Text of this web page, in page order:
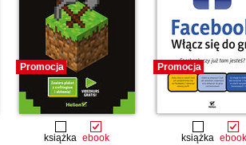
Promocja
książka ebook
Promocja
książka ebook